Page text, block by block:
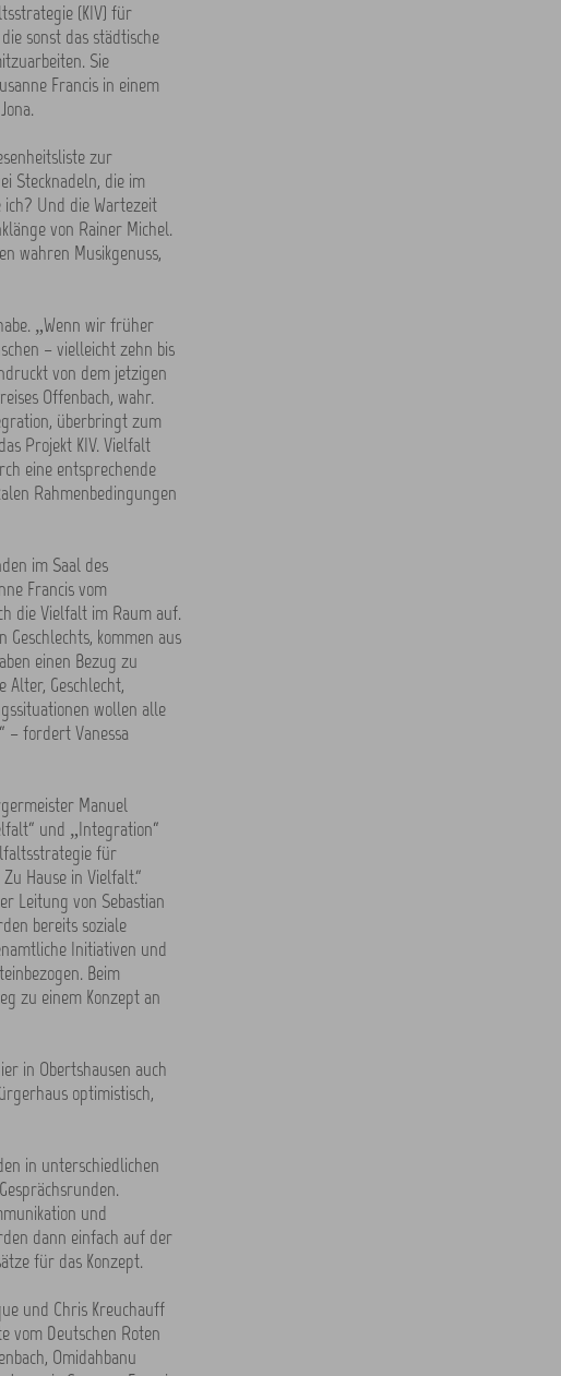
(KIV) für
sonst das städtische
Sie
Francis in einem
zur
Stecknadeln, die im
Und die Wartezeit
von Rainer Michel.
wahren Musikgenuss,
„Wenn wir früher
– vielleicht zehn bis
von dem jetzigen
Offenbach, wahr.
überbringt zum
Projekt KIV. Vielfalt
eine entsprechende
Rahmenbedingungen
im Saal des
Francis vom
die Vielfalt im Raum auf.
Geschlechts, kommen aus
einen Bezug zu
Geschlecht,
wollen alle
– fordert Vanessa
Manuel
und „Integration“
für
Hause in Vielfalt.“
Leitung von Sebastian
bereits soziale
Initiativen und
Beim
zu einem Konzept an
in Obertshausen auch
optimistisch,
in unterschiedlichen
und
dann einfach auf der
für das Konzept.
und Chris Kreuchauff
vom Deutschen Roten
Omidahbanu